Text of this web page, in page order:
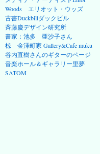
Woods エリオット・ウッズ
古書Duckbillダックビル
斉藤慶デザイン研究所
書家：池多 亜沙子さん
椋 金澤町家 Gallery&Cafe muku
谷内直樹さんのギターのページ
音楽ホール＆ギャラリー里夢
SATOM